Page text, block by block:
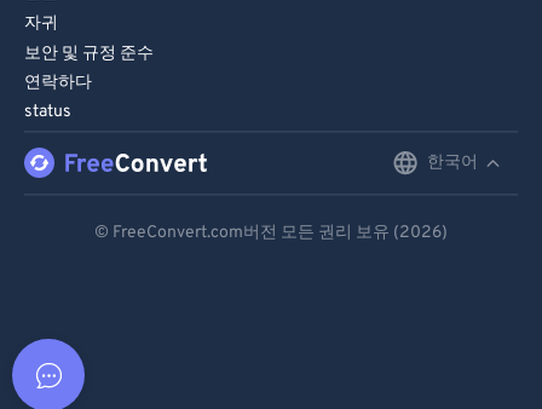
자귀
보안 및 규정 준수
연락하다
status
한국어
© FreeConvert.com버전 모든 권리 보유 (2026)